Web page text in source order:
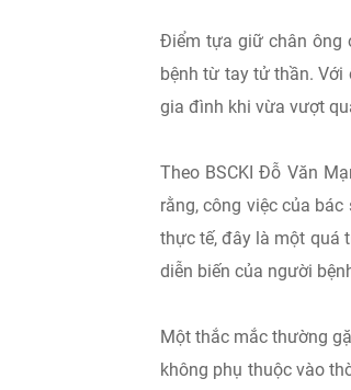
Điểm tựa giữ chân ông
bệnh từ tay tử thần.
gia đình khi vừa vượt
Theo BSCKI Đỗ Văn
rằng, công việc của
thực tế, đây là một quá
diễn biến của người
Một thắc mắc thường
không phụ thuộc vào